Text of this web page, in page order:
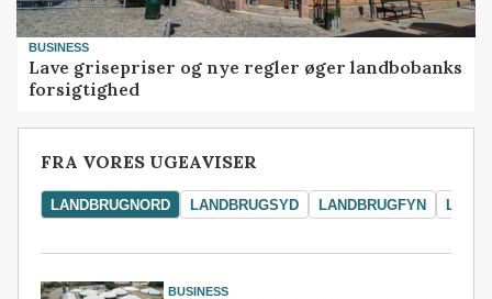
BUSINESS
Lave grisepriser og nye regler øger landbobanks
forsigtighed
FRA VORES UGEAVISER
LANDBRUGNORD LANDBRUGSYD LANDBRUGFYN
BUSINESS